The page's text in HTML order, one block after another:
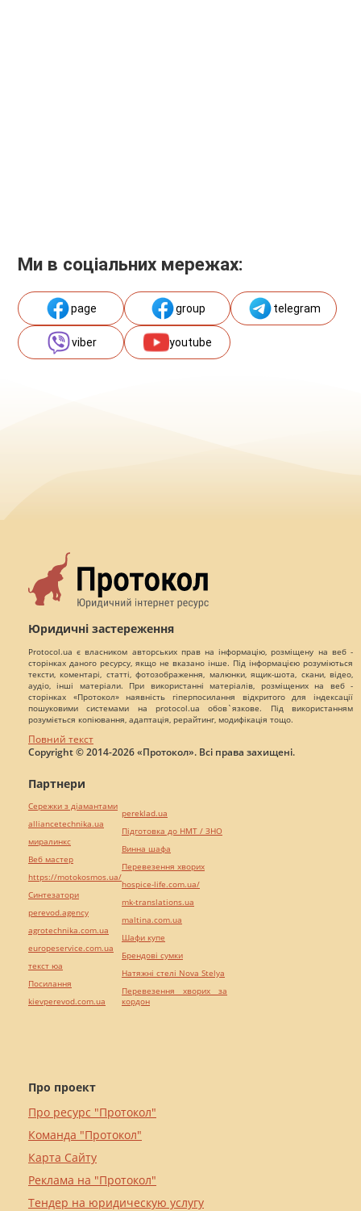
Ми в соціальних мережах:
page group telegram
viber youtube
Юридичні застереження
Protocol.ua є власником авторських прав на інформацію, розміщену на веб -
сторінках даного ресурсу, якщо не вказано інше. Під інформацією розуміються
тексти, коментарі, статті, фотозображення, малюнки, ящик-шота, скани, відео,
аудіо, інші матеріали. При використанні матеріалів, розміщених на веб -
сторінках «Протокол» наявність гіперпосилання відкритого для індексації
пошуковими системами на protocol.ua обов`язкове. Під використанням
розуміється копіювання, адаптація, рерайтинг, модифікація тощо.
Повний текст
Copyright © 2014-2026 «Протокол». Всі права захищені.
Про проект
Про ресурс "Протокол"
Команда "Протокол"
Карта Сайту
Реклама на "Протокол"
Тендер на юридическую услугу
Партнери
Сережки з діамантами
alliancetechnika.ua
миралинкс
Веб мастер
https://motokosmos.ua/
Синтезатори
perevod.agency
agrotechnika.com.ua
europeservice.com.ua
текст юа
Посилання
kievperevod.com.ua
pereklad.ua
Підготовка до НМТ / ЗНО
Винна шафа
Перевезення хворих
hospice-life.com.ua/
mk-translations.ua
maltina.com.ua
Шафи купе
Брендові сумки
Натяжні стелі Nova Stelya
Перевезення хворих за
кордон